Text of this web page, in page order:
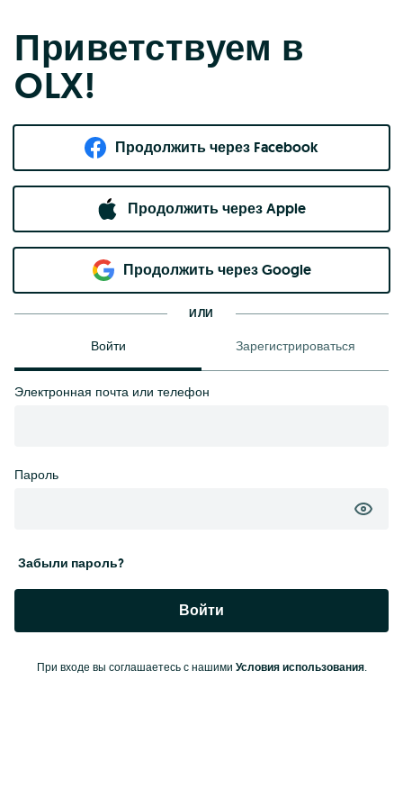
Приветствуем в
OLX!
Продолжить через Facebook
Продолжить через Apple
Продолжить через Google
ИЛИ
Войти Зарегистрироваться
Электронная почта или телефон
Пароль
Забыли пароль?
Войти
При входе вы соглашаетесь с нашими Условия использования.